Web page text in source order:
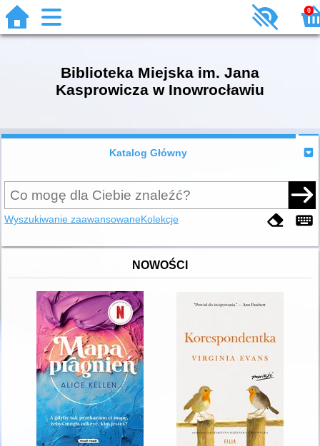
0
Biblioteka Miejska im. Jana
Kasprowicza w Inowrocławiu
Katalog Główny
Wyszukiwanie zaawansowaneKolekcje
NOWOŚCI